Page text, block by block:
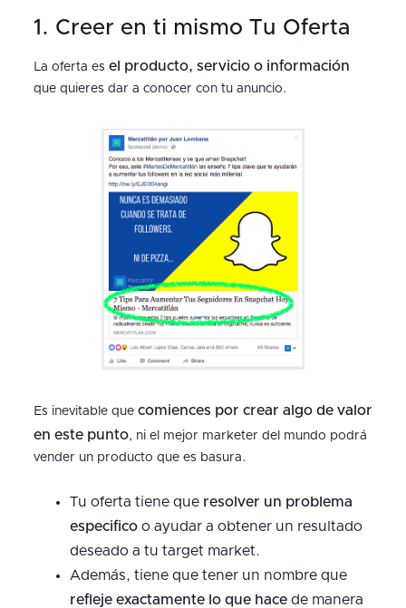
1. Creer en ti mismo Tu Oferta
La oferta es el producto, servicio o información
que quieres dar a conocer con tu anuncio.
Es inevitable que comiences por crear algo de valor
en este punto, ni el mejor marketer del mundo podrá
vender un producto que es basura.
Tu oferta tiene que resolver un problema
especificoo ayudar a obtener un resultado
deseado a tu target market.
Además, tiene que tener un nombre que
refleje exactamente lo que hacede manera